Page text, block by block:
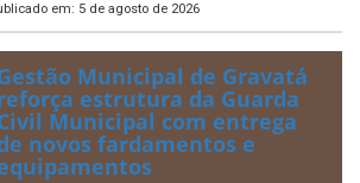
em: 5 de agosto de 2026
Municipal de Gravatá
estrutura da Guarda
Municipal com entrega
novos fardamentos e